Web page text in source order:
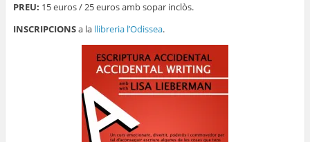
PREU: 15 euros / 25 euros amb sopar inclòs.
INSCRIPCIONSa la llibreria l’Odissea.